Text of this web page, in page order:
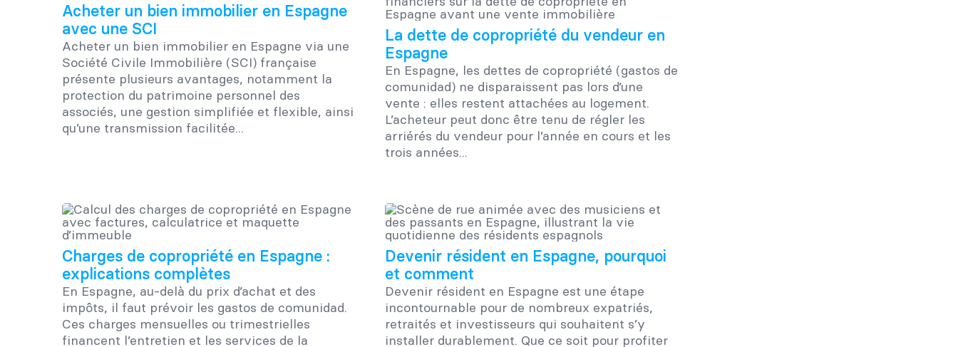
Acheter un bien immobilier en Espagne
avec une SCI
Acheter un bien immobilier en Espagne via une
Société Civile Immobilière (SCI) française
présente plusieurs avantages, notamment la
protection du patrimoine personnel des
associés, une gestion simplifiée et flexible, ainsi
qu’une transmission facilitée...
La dette de copropriété du vendeur en
Espagne
En Espagne, les dettes de copropriété (gastos de
comunidad) ne disparaissent pas lors d’une
vente : elles restent attachées au logement.
L’acheteur peut donc être tenu de régler les
arriérés du vendeur pour l’année en cours et les
trois années...
Charges de copropriété en Espagne :
explications complètes
En Espagne, au-delà du prix d’achat et des
impôts, il faut prévoir les gastos de comunidad.
Ces charges mensuelles ou trimestrielles
financent l’entretien et les services de la
Devenir résident en Espagne, pourquoi
et comment
Devenir résident en Espagne est une étape
incontournable pour de nombreux expatriés,
retraités et investisseurs qui souhaitent s’y
installer durablement. Que ce soit pour profiter